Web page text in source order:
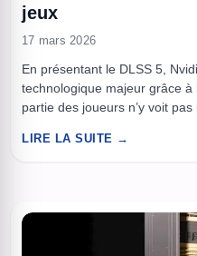
jeux
17 mars 2026
En présentant le DLSS 5,
technologique majeur grâce à
partie des joueurs n’y voit
nom de la performance. À la
LIRE LA SUITE →